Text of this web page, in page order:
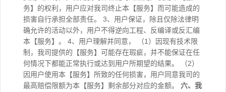
务】的权利，用户应对我司终止本【服务】而可能造成的
损害自行承担全部责任。 3、用户保证，除且仅除法律明
确允许的活动以外，用户不得逆向工程、反编译或反汇编
本【服务】。 4、用户理解并同意， （1）因现有技术限
制，我司提供的【服务】可能存在瑕疵，并不能保证在任
何情况下都能正常执行或达到用户所期望的结果。 （2）
因用户使用本【服务】所致的任何损害，用户同意我司的
最高赔偿限额为本【服务】剩余部分对应的金额。 六、我